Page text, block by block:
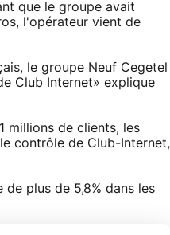
que le groupe avait
l'opérateur vient de
le groupe Neuf Cegetel
Club Internet» explique
millions de clients, les
contrôle de Club-Internet,
plus de 5,8% dans les